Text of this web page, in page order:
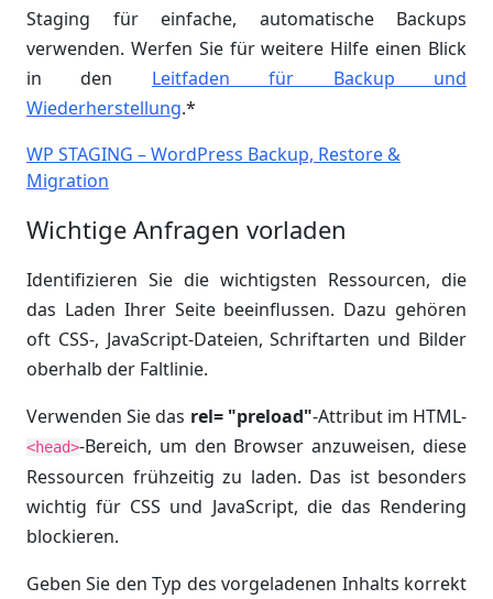
Staging für einfache, automatische Backups
verwenden. Werfen Sie für weitere Hilfe einen Blick
in den Leitfaden für Backup und
Wiederherstellung.*
WP STAGING – WordPress Backup, Restore &
Migration
Wichtige Anfragen vorladen
Identifizieren Sie die wichtigsten Ressourcen, die
das Laden Ihrer Seite beeinflussen. Dazu gehören
oft CSS-, JavaScript-Dateien, Schriftarten und Bilder
oberhalb der Faltlinie.
Verwenden Sie das rel= "preload"-Attribut im HTML-
<head>-Bereich, um den Browser anzuweisen, diese
Ressourcen frühzeitig zu laden. Das ist besonders
wichtig für CSS und JavaScript, die das Rendering
blockieren.
Geben Sie den Typ des vorgeladenen Inhalts korrekt